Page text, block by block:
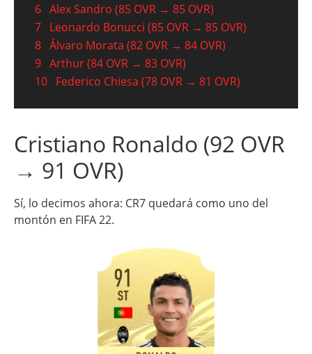
6 Alex Sandro (85 OVR → 85 OVR)
7 Leonardo Bonucci (85 OVR → 85 OVR)
8 Álvaro Morata (82 OVR → 84 OVR)
9 Arthur (84 OVR → 83 OVR)
10 Federico Chiesa (78 OVR → 81 OVR)
Cristiano Ronaldo (92 OVR
→ 91 OVR)
Sí, lo decimos ahora: CR7 quedará como uno del
montón en FIFA 22.